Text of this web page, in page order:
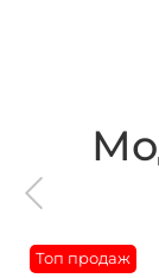
Топ продаж